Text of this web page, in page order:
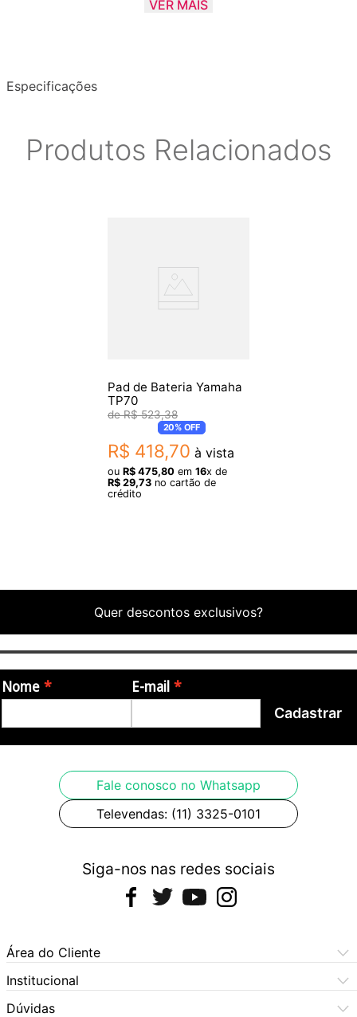
VER MAIS
Especificações
Produtos Relacionados
Pad de Bateria Yamaha
TP70
R$ 523,38
20%OFF
R$ 418,70 à vista
ou R$ 475,80 em 16x de
R$ 29,73 no cartão de
crédito
Quer descontos exclusivos?
Nome E-mail
Cadastrar
Fale conosco no Whatsapp
Televendas: (11) 3325-0101
Siga-nos nas redes sociais
Área do Cliente
Meus Pedidos
Meus Dados
Institucional
Central de Atendimento
Dúvidas